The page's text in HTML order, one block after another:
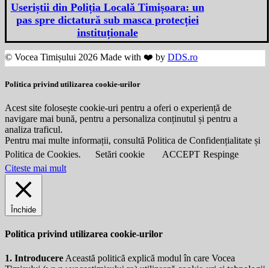
Useriștii din Poliția Locală Timișoara: un
pas spre dictatură sub masca protecției
instituționale
© Vocea Timișului 2026 Made with ❤️ by DDS.ro
Politica privind utilizarea cookie-urilor
Acest site folosește cookie-uri pentru a oferi o experiență de
navigare mai bună, pentru a personaliza conținutul și pentru a
analiza traficul.
Pentru mai multe informații, consultă Politica de Confidențialitate și
Politica de Cookies.
Setări cookie ACCEPT Respinge
Citeste mai mult
Închide
Politica privind utilizarea cookie-urilor
1. Introducere Această politică explică modul în care Vocea